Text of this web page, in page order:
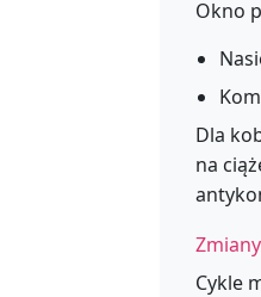
Okno
Dla
na
Cykle